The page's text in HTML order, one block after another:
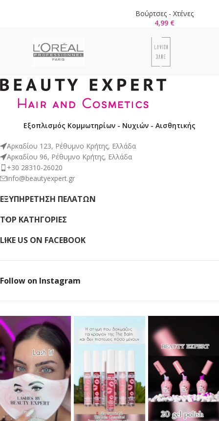
Βούρτσες - Χτένες
4,99 €
Εξοπλισμός Κομμωτηρίων - Νυχιών - Αισθητικής
Αρκαδίου 123, Ρέθυμνο Κρήτης, Ελλάδα
Αρκαδίου 96, Ρέθυμνο Κρήτης, Ελλάδα
+30 28310-26020
info@beautyexpert.gr
ΕΞΥΠΗΡΈΤΗΣΗ ΠΕΛΑΤΏΝ
TOP ΚΑΤΗΓΟΡΙΕΣ
LIKE US ON FACEBOOK
Follow on Instagram